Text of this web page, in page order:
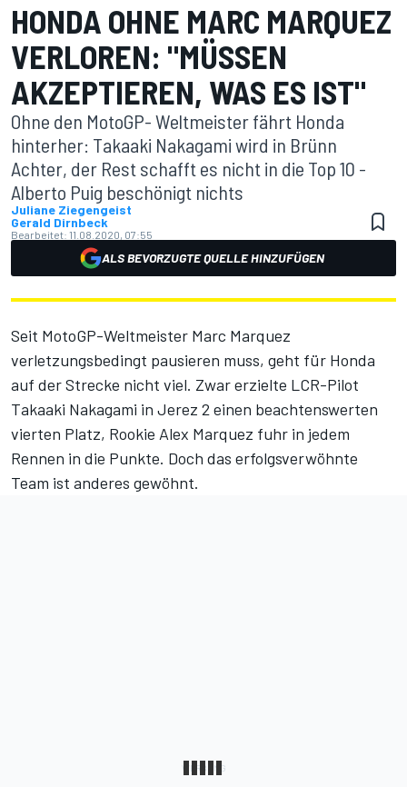
HONDA OHNE MARC MARQUEZ
VERLOREN: "MÜSSEN
AKZEPTIEREN, WAS ES IST"
Ohne den MotoGP- Weltmeister fährt Honda
hinterher: Takaaki Nakagami wird in Brünn
Achter, der Rest schafft es nicht in die Top 10 -
Alberto Puig beschönigt nichts
Juliane Ziegengeist
Gerald Dirnbeck
Bearbeitet: 11.08.2020, 07:55
ALS BEVORZUGTE QUELLE HINZUFÜGEN
Seit MotoGP-Weltmeister Marc Marquez
verletzungsbedingt pausieren muss, geht für Honda
auf der Strecke nicht viel. Zwar erzielte LCR-Pilot
Takaaki Nakagami in Jerez 2 einen beachtenswerten
vierten Platz, Rookie Alex Marquez fuhr in jedem
Rennen in die Punkte. Doch das erfolgsverwöhnte
Team ist anderes gewöhnt.